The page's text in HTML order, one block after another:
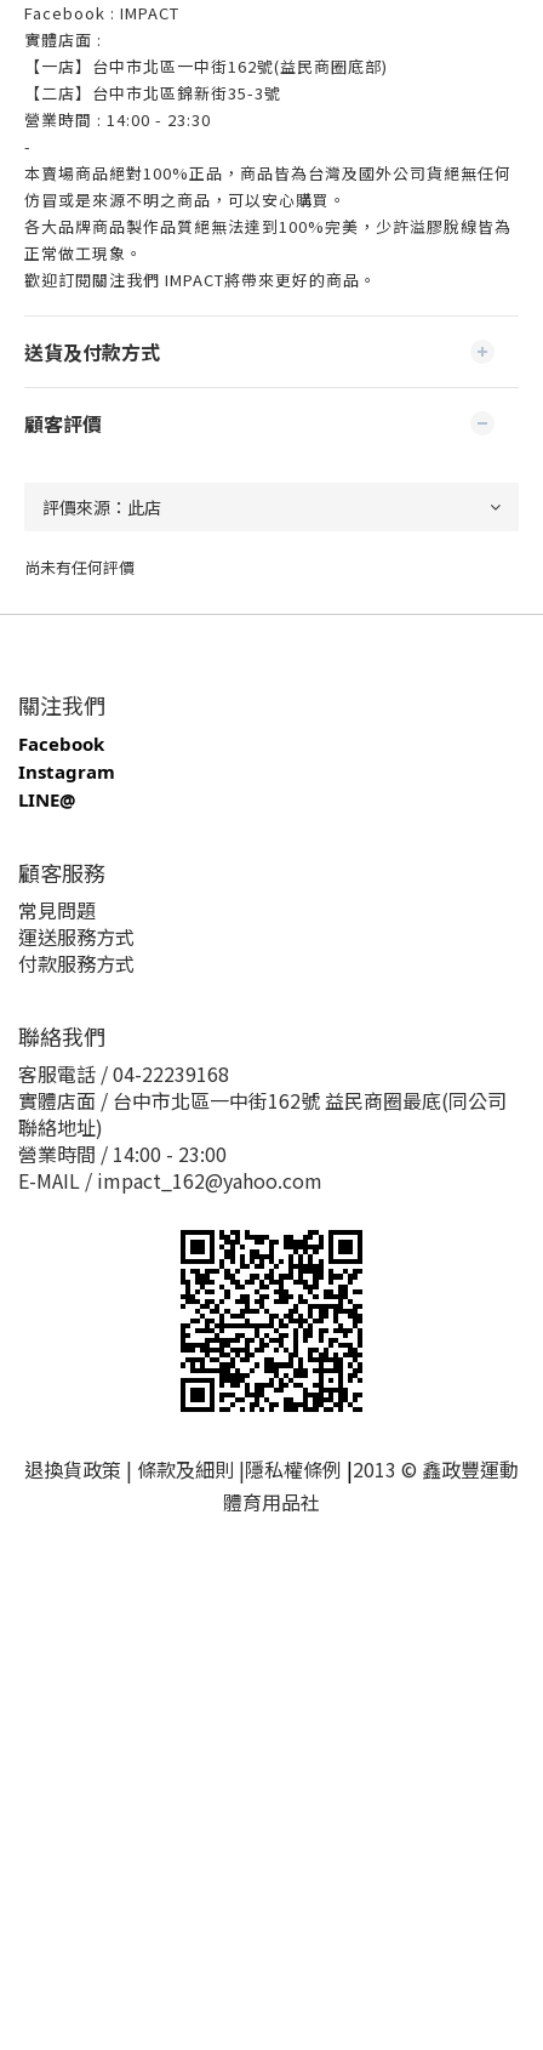
Facebook : IMPACT
實體店面 :
【一店】台中市北區一中街162號(益民商圈底部)
【二店】台中市北區錦新街35-3號
營業時間 : 14:00 - 23:30
-
本賣場商品絕對100%正品，商品皆為台灣及國外公司貨絕無任何
仿冒或是來源不明之商品，可以安心購買。
各大品牌商品製作品質絕無法達到100%完美，少許溢膠脫線皆為
正常做工現象。
歡迎訂閱關注我們 IMPACT將帶來更好的商品。
送貨及付款方式
顧客評價
尚未有任何評價
關注我們
Facebook
Instagram
LINE@
顧客服務
常見問題
運送服務方式
付款服務方式
聯絡我們
客服電話 / 04-22239168
實體店面 / 台中市北區一中街162號 益民商圈最底(同公司
聯絡地址)
營業時間 / 14:00 - 23:00
E-MAIL / impact_162@yahoo.com
退換貨政策 | 條款及細則 |隱私權條例 |2013 © 鑫政豐運動
體育用品社